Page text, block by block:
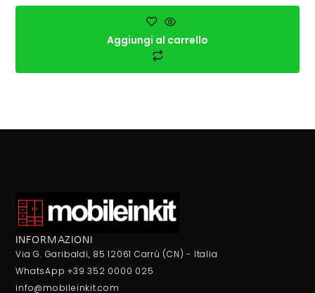
Aggiungi al carrello
INFORMAZIONI
Via G. Garibaldi, 85 12061 Carrù (CN) - Italia
WhatsApp +39 352 0000 025
info@mobileinkit.com